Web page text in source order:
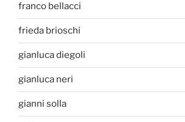
franco bellacci
frieda brioschi
gianluca diegoli
gianluca neri
gianni solla